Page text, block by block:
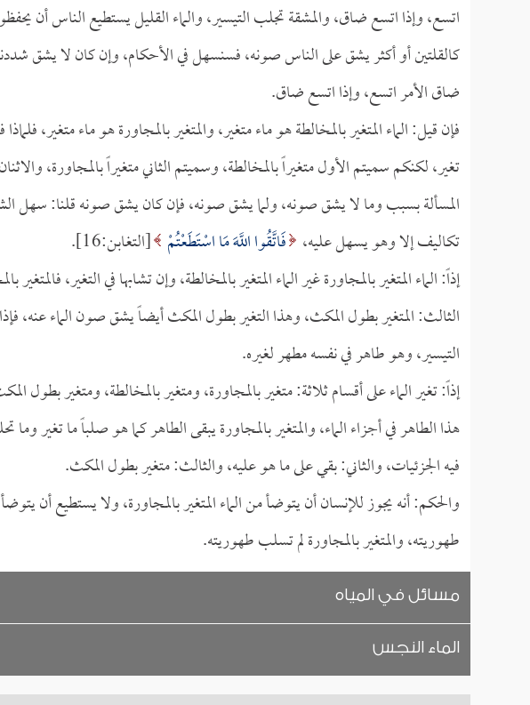
اتسع، وإذا اتسع ضاق، والمشقة تجلب التيسير، والماء القليل يستطيع الناس أن
كالقلتين أو أكثر يشق على الناس صونه، فسنسهل في الأحكام، وإن كان لا يشق
ضاق الأمر اتسع، وإذا اتسع ضاق.
فإن قيل: الماء المتغير بالمخالطة هو ماء متغير، والمتغير بالمجاورة هو ماء متغير،
تغير، لكنكم سميتم الأول متغيراً بالمخالطة، وسميتم الثاني متغيراً بالمجاورة،
المسألة بسبب وما لا يشق صونه، ولما يشق صونه، فإن كان يشق صونه قلنا: سهل
تكاليف إلا وهو يسهل عليه، فَاتَّقُوا اللَّهَ مَا اسْتَطَعْتُمْ [التغابن:16].
إذاً: الماء المتغير بالمجاورة غير الماء المتغير بالمخالطة، وإن تشابها في التغير،
الثالث: المتغير بطول المكث، وهذا التغير بطول المكث أيضاً يشق صون الماء عنه،
التيسير، وهو طاهر في نفسه مطهر لغيره.
إذاً: تغير الماء على أقسام ثلاثة: متغير بالمجاورة، ومتغير بالمخالطة، ومتغير بطول
هذا الطاهر في أجزاء الماء، والمتغير بالمجاورة يبقى الطاهر كما هو صلباً ما تغير
فيه الجزئيات، والثاني: بقي على ما هو عليه، والثالث: متغير بطول المكث.
والحكم: أنه يجوز للإنسان أن يتوضأ من الماء المتغير بالمجاورة، ولا يستطيع أن يتوضأ
طهوريته، والمتغير بالمجاورة لم تسلب طهوريته.
مسائل في المياه
الماء النجس